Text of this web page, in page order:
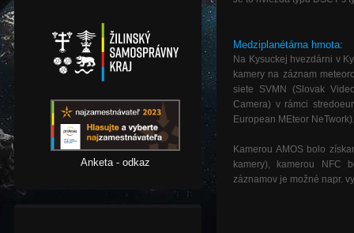
Anketa - odkaz
Medziplanétárna hmota:
Na Kysuckej hvezdárni v
kamery na záznam
siete SVMN (Slovak
Camera) v rámci
European MEteor NeTwork).
Kamerou AMOS bolo
kamery), kamerou NFC
záznamov je možné napr.